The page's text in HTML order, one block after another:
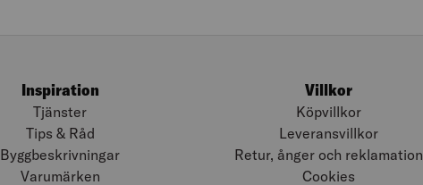
Inspiration
Tjänster
Tips & Råd
Byggbeskrivningar
Varumärken
Villkor
Köpvillkor
Leveransvillkor
Retur, ånger och reklamation
Cookies